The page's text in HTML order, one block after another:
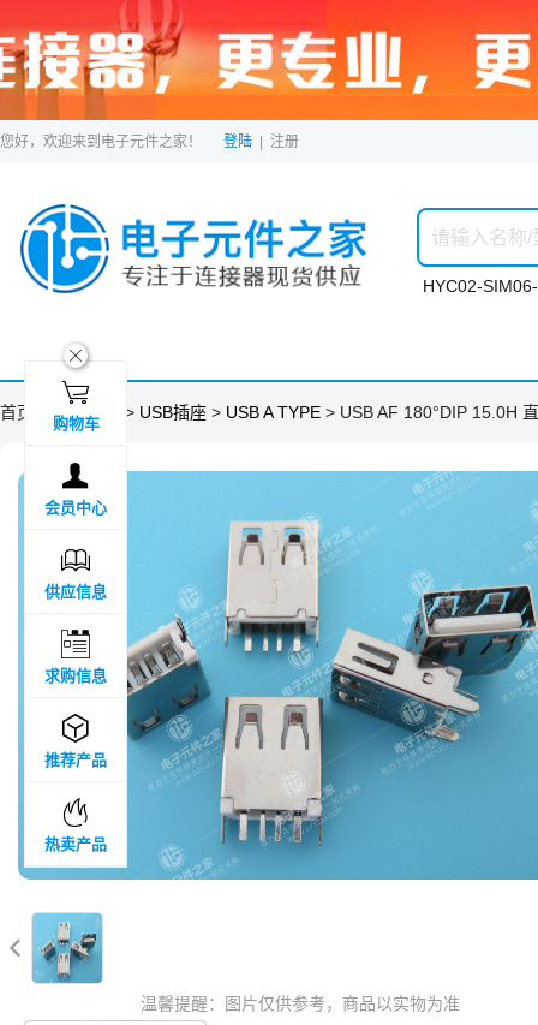
您好，欢迎来到电子元件之家！ 登陆 注册
HYC02-
首页 > 分类目录 > USB插座 > USB A TYPE > USB AF 180°DIP 15.0H

温馨提醒：图片仅供参考，商品以实物为准
ဆ

购物车

会员中心

供应信息

求购信息

推荐产品

热卖产品